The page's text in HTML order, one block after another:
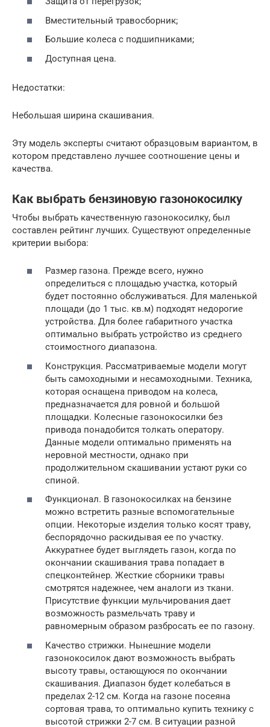
Вместительный травосборник;
Большие колеса с подшипниками;
Доступная цена.
Недостатки:
Небольшая ширина скашивания.
Эту модель эксперты считают образцовым вариантом, в
котором представлено лучшее соотношение цены и
качества.
Как выбрать бензиновую газонокосилку
Чтобы выбрать качественную газонокосилку, был
составлен рейтинг лучших. Существуют определенные
критерии выбора:
Размер газона. Прежде всего, нужно
определиться с площадью участка, который
будет постоянно обслуживаться. Для маленькой
площади (до 1 тыс. кв.м) подходят недорогие
устройства. Для более габаритного участка
оптимально выбрать устройство из среднего
стоимостного диапазона.
Конструкция. Рассматриваемые модели могут
быть самоходными и несамоходными. Техника,
которая оснащена приводом на колеса,
предназначается для ровной и большой
площадки. Колесные газонокосилки без
привода понадобится толкать оператору.
Данные модели оптимально применять на
неровной местности, однако при
продолжительном скашивании устают руки со
спиной.
Функционал. В газонокосилках на бензине
можно встретить разные вспомогательные
опции. Некоторые изделия только косят траву,
беспорядочно раскидывая ее по участку.
Аккуратнее будет выглядеть газон, когда по
окончании скашивания трава попадает в
спецконтейнер. Жесткие сборники травы
смотрятся надежнее, чем аналоги из ткани.
Присутствие функции мульчирования дает
возможность размельчать траву и
равномерным образом разбросать ее по газону.
Качество стрижки. Нынешние модели
газонокосилок дают возможность выбрать
высоту травы, остающуюся по окончании
скашивания. Диапазон будет колебаться в
пределах 2-12 см. Когда на газоне посеяна
сортовая трава, то оптимально купить технику с
высотой стрижки 2-7 см. В ситуации разной